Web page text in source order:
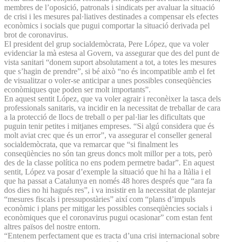
membres de l’oposició, patronals i sindicats per avaluar la situació
de crisi i les mesures pal·liatives destinades a compensar els efectes
econòmics i socials que pugui comportar la situació derivada pel
brot de coronavirus.
El president del grup socialdemòcrata, Pere López, que va voler
evidenciar la mà estesa al Govern, va assegurar que des del punt de
vista sanitari “donem suport absolutament a tot, a totes les mesures
que s’hagin de prendre”, si bé això “no és incompatible amb el fet
de visualitzar o voler-se anticipar a unes possibles conseqüències
econòmiques que poden ser molt importants”.
En aquest sentit López, que va voler agrair i reconèixer la tasca dels
professionals sanitaris, va incidir en la necessitat de treballar de cara
a la protecció de llocs de treball o per pal·liar les dificultats que
puguin tenir petites i mitjanes empreses. “Si algú considera que és
molt aviat crec que és un error”, va assegurar el conseller general
socialdemòcrata, que va remarcar que “si finalment les
conseqüències no són tan greus doncs molt millor per a tots, però
des de la classe política no ens podem permetre badar”. En aquest
sentit, López va posar d’exemple la situació que hi ha a Itàlia i el
que ha passat a Catalunya en només 48 hores després que “ara fa
dos dies no hi hagués res”, i va insistir en la necessitat de plantejar
“mesures fiscals i pressupostàries” així com “plans d’impuls
econòmic i plans per mitigar les possibles conseqüències socials i
econòmiques que el coronavirus pugui ocasionar” com estan fent
altres països del nostre entorn.
“Entenem perfectament que es tracta d’una crisi internacional sobre